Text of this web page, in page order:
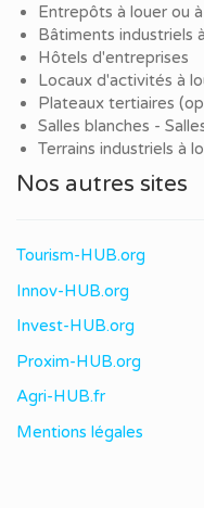
Entrepôts à louer ou
Bâtiments industriels
Hôtels d'entreprises
Locaux d'activités à
Plateaux tertiaires
Salles blanches -
Terrains industriels à
Nos autres sites
Tourism-HUB.org
Innov-HUB.org
Invest-HUB.org
Proxim-HUB.org
Agri-HUB.fr
Mentions légales